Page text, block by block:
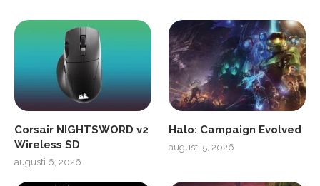
Corsair NIGHTSWORD v2
Wireless SD
augusti 6, 2026
Halo: Campaign Evolved
augusti 5, 2026